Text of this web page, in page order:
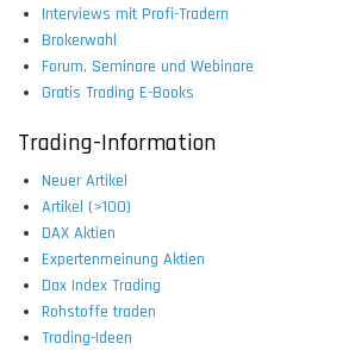
Interviews mit Profi-Tradern
Brokerwahl
Forum, Seminare und Webinare
Gratis Trading E-Books
Trading-Information
Neuer Artikel
Artikel (>100)
DAX Aktien
Expertenmeinung Aktien
Dax Index Trading
Rohstoffe traden
Trading-Ideen